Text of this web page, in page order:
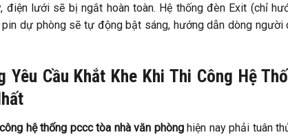
điện lưới sẽ bị ngắt hoàn toàn. Hệ thống đèn Exit (chỉ
dự phòng sẽ tự động bật sáng, hướng dẫn dòng người
Yêu Cầu Khắt Khe Khi Thi Công Hệ
hệ thống pccc tòa nhà văn phònghiện nay phải tuân